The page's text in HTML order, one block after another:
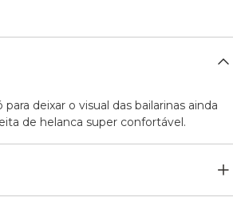
deixar o visual das bailarinas ainda
de helanca super confortável.